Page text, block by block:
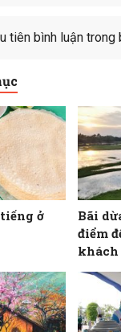
tiên bình luận trong
ở
Bãi
điểm
khách